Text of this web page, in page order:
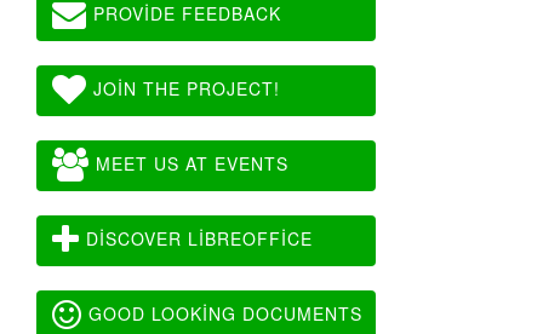
PROVIDE FEEDBACK
JOIN THE PROJECT!
MEET US AT EVENTS
DISCOVER LIBREOFFICE
GOOD LOOKING DOCUMENTS